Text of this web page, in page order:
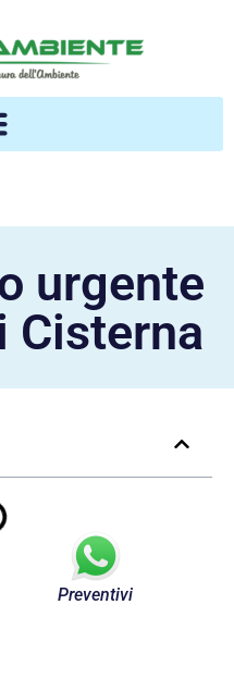
urgente
Cisterna
Preventivi